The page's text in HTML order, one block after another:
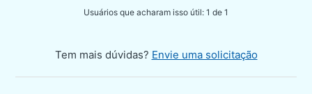
Usuários que acharam isso útil: 1 de 1
Tem mais dúvidas? Envie uma solicitação